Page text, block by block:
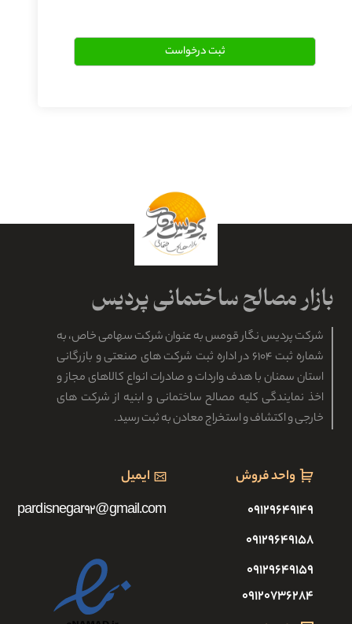
شرکت پردیس نگار قومس به عنوان شرکت سهامی خاص، به
شماره ثبت ۶۱۰۴ در اداره ثبت شرکت های صنعتی و بازرگانی
استان سمنان با هدف واردات و صادرات انواع کالاهای مجاز و
اخذ نمایندگی کلیه مصالح ساختمانی و ابنیه از شرکت های
خارجی و اکتشاف و استخراج معادن به ثبت رسید.
واحد فروش
۰۹۱۲۹۶۴۹۱۴۹
۰۹۱۲۹۶۴۹۱۵۸
۰۹۱۲۹۶۴۹۱۵۹
۰۹۱۲۰۷۳۶۲۸۴
ایمیل
pardisnegar92@gmail.com